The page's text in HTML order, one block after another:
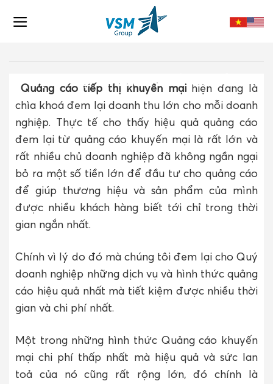
DỊCH VỤ THU ÂM QUẢNG CÁO
Quảng cáo tiếp thị khuyến mạihiện đang là
chìa khoá đem lại doanh thu lớn cho mỗi doanh
nghiệp. Thực tế cho thấy hiệu quả quảng cáo
đem lại từ quảng cáo khuyến mại là rất lớn và
rất nhiều chủ doanh nghiệp đã không ngần ngại
bỏ ra một số tiền lớn để đầu tư cho quảng cáo
để giúp thương hiệu và sản phẩm của mình
được nhiều khách hàng biết tới chỉ trong thời
gian ngắn nhất.
Chính vì lý do đó mà chúng tôi đem lại cho Quý
doanh nghiệp những dịch vụ và hình thức quảng
cáo hiệu quả nhất mà tiết kiệm được nhiều thời
gian và chi phí nhất.
Một trong những hình thức Quảng cáo khuyến
mại chi phí thấp nhất mà hiệu quả và sức lan
toả của nó cũng rất rộng lớn, đó chính là